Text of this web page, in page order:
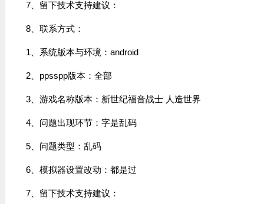
7、留下技术支持建议：
8、联系方式：
1、系统版本与环境：android
2、ppsspp版本：全部
3、游戏名称版本：新世纪福音战士 人造世界
4、问题出现环节：字是乱码
5、问题类型：乱码
6、模拟器设置改动：都是过
7、留下技术支持建议：